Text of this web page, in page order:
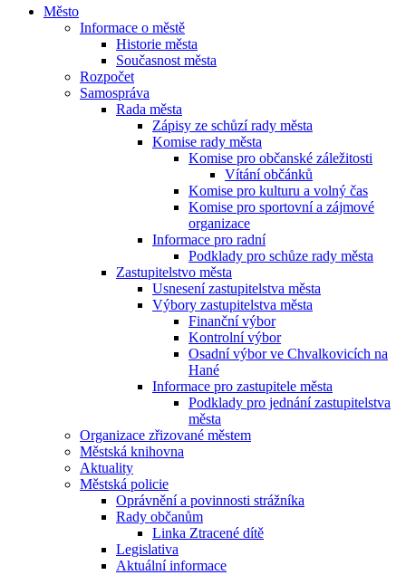
Město
Informace o městě
Historie města
Současnost města
Rozpočet
Samospráva
Rada města
Zápisy ze schůzí rady města
Komise rady města
Komise pro občanské záležitosti
Vítání občánků
Komise pro kulturu a volný čas
Komise pro sportovní a zájmové
organizace
Informace pro radní
Podklady pro schůze rady města
Zastupitelstvo města
Usnesení zastupitelstva města
Výbory zastupitelstva města
Finanční výbor
Kontrolní výbor
Osadní výbor ve Chvalkovicích na
Hané
Informace pro zastupitele města
Podklady pro jednání zastupitelstva
města
Organizace zřizované městem
Městská knihovna
Aktuality
Městská policie
Oprávnění a povinnosti strážníka
Rady občanům
Linka Ztracené dítě
Legislativa
Aktuální informace